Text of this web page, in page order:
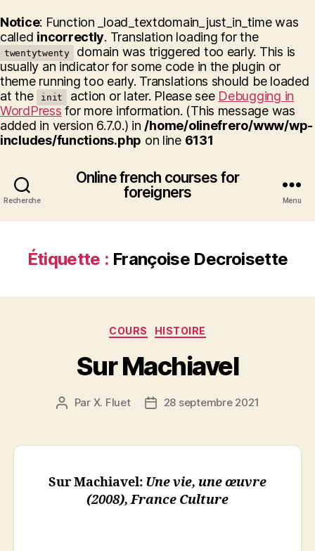
Notice: Function _load_textdomain_just_in_time was
called incorrectly. Translation loading for the
twentytwenty
domain was triggered too early. This is
usually an indicator for some code in the plugin or
theme running too early. Translations should be loaded
at the
init action or later. Please see Debugging in
WordPress for more information. (This message was
added in version 6.7.0.) in /home/olinefrero/www/wp-
includes/functions.php on line 6131
Recherche
Online french courses for
foreigners
Menu
Étiquette : Françoise Decroisette
Catégories
COURS HISTOIRE
Sur Machiavel
Auteur
Par X. Fluet
Date28 septembre 2021
Sur Machiavel: Une vie, uneœuvre
(2008), France Culture